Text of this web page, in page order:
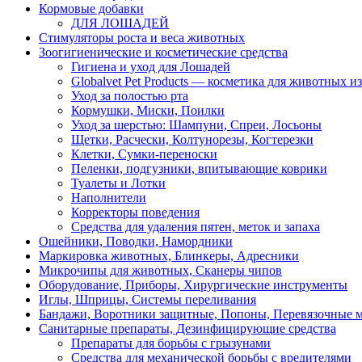
Кормовые добавки
ДЛЯ ЛОШАДЕЙ
Стимуляторы роста и веса животных
Зоогигиенические и косметические средства
Гигиена и уход для Лошадей
Globalvet Pet Products — косметика для животных
Уход за полостью рта
Кормушки, Миски, Поилки
Уход за шерстью: Шампуни, Спреи, Лосьоны
Щетки, Расчески, Колтунорезы, Когтерезки
Клетки, Сумки-переноски
Пеленки, подгузники, впитывающие коврики
Туалеты и Лотки
Наполнители
Корректоры поведения
Средства для удаления пятен, меток и запаха
Ошейники, Поводки, Намордники
Маркировка животных, Блинкеры, Адресники
Микрочипы для животных, Сканеры чипов
Оборудование, Приборы, Хирургические инструменты
Иглы, Шприцы, Системы переливания
Бандажи, Воротники защитные, Попоны, Перевязочные
Санитарные препараты, Дезинфицирующие средства
Препараты для борьбы с грызунами
Средства для механической борьбы с вредителями